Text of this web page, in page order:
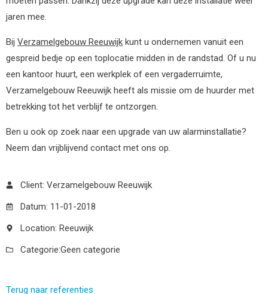
jaren mee.
Bij Verzamelgebouw Reeuwijk kunt u ondernemen vanuit een
gespreid bedje op een toplocatie midden in de randstad. Of u nu
een kantoor huurt, een werkplek of een vergaderruimte,
Verzamelgebouw Reeuwijk heeft als missie om de huurder met
betrekking tot het verblijf te ontzorgen.
Ben u ook op zoek naar een upgrade van uw alarminstallatie?
Neem dan vrijblijvend contact met ons op.
Client: Verzamelgebouw Reeuwijk
Datum: 11-01-2018
Location: Reeuwijk
Categorie:Geen categorie
Terug naar referenties